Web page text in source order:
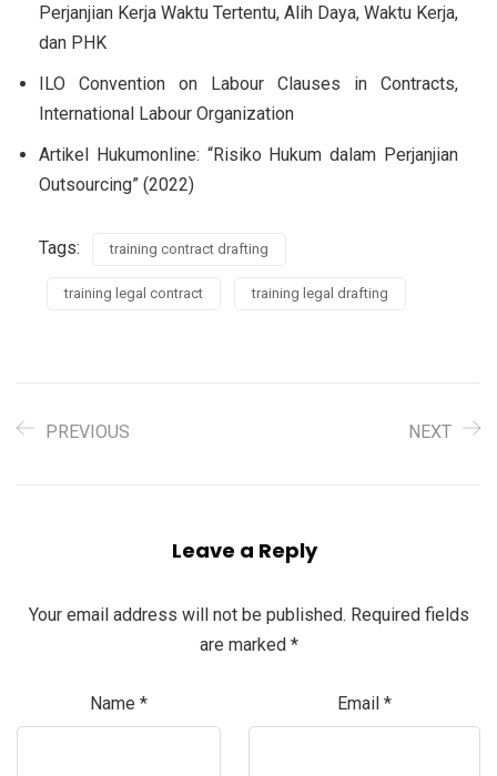
Perjanjian Kerja Waktu Tertentu, Alih Daya, Waktu Kerja,
dan PHK
ILO Convention on Labour Clauses in Contracts,
International Labour Organization
Artikel Hukumonline: “Risiko Hukum dalam Perjanjian
Outsourcing” (2022)
Tags: training contract drafting
training legal contract training legal drafting
PREVIOUS NEXT
Leave a Reply
Your email address will not be published. Required fields
are marked *
Name * Email *